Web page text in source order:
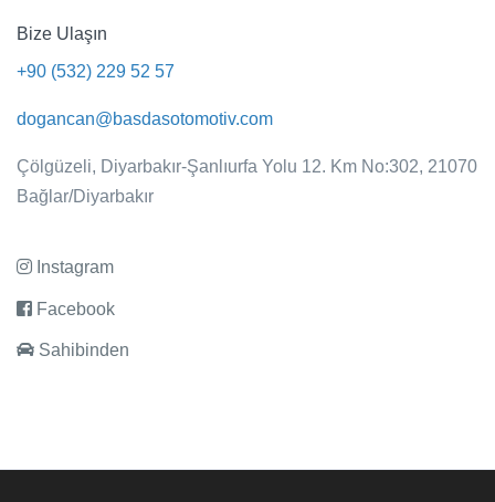
Bize Ulaşın
+90 (532) 229 52 57
dogancan@basdasotomotiv.com
Çölgüzeli, Diyarbakır-Şanlıurfa Yolu 12. Km No:302, 21070
Bağlar/Diyarbakır
Instagram
Facebook
Sahibinden